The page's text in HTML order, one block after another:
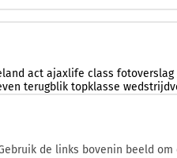
act ajaxlife class fotoverslag
terugblik topklasse
de links bovenin beeld